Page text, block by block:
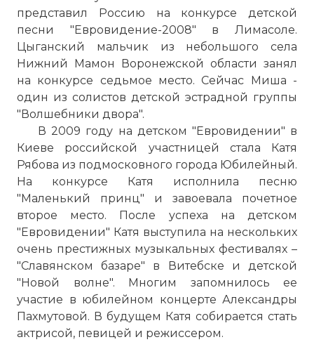
представил Россию на конкурсе детской
песни "Евровидение-2008" в Лимасоле.
Цыганский мальчик из небольшого села
Нижний Мамон Воронежской области занял
на конкурсе седьмое место. Сейчас Миша -
один из солистов детской эстрадной группы
"Волшебники двора".
В 2009 году на детском "Евровидении" в
Киеве российской участницей стала Катя
Рябова из подмосковного города Юбилейный.
На конкурсе Катя исполнила песню
"Маленький принц" и завоевала почетное
второе место. После успеха на детском
"Евровидении" Катя выступила на нескольких
очень престижных музыкальных фестивалях –
"Славянском базаре" в Витебске и детской
"Новой волне". Многим запомнилось ее
участие в юбилейном концерте Александры
Пахмутовой. В будущем Катя собирается стать
актрисой, певицей и режиссером.